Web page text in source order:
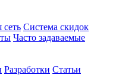
сеть Система скидок
Часто задаваемые
Разработки Статьи